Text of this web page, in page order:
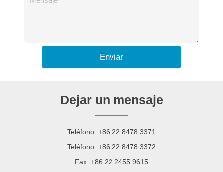
Enviar
Dejar un mensaje
Teléfono: +86 22 8478 3371
Teléfono: +86 22 8478 3372
Fax: +86 22 2455 9615